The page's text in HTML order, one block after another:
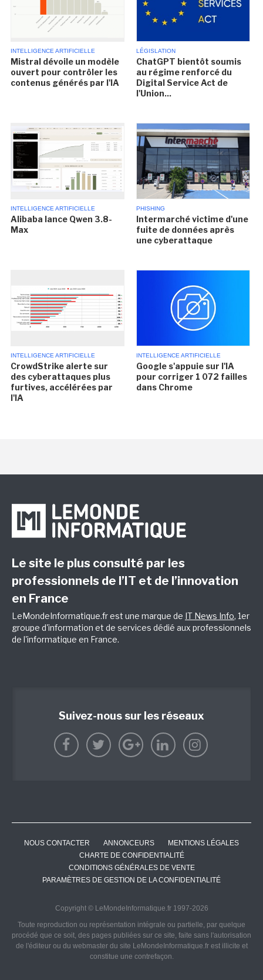
INTELLIGENCE ARTIFICIELLE
Mistral dévoile un modèle
ouvert pour contrôler les
contenus générés par l'IA
LÉGISLATION
ChatGPT bientôt soumis
au régime renforcé du
Digital Service Act de
l'Union...
INTELLIGENCE ARTIFICIELLE
Alibaba lance Qwen 3.8-
Max
PHISHING
Intermarché victime d'une
fuite de données après
une cyberattaque
INTELLIGENCE ARTIFICIELLE
CrowdStrike alerte sur
des cyberattaques plus
furtives, accélérées par
l'IA
INTELLIGENCE ARTIFICIELLE
Google s'appuie sur l'IA
pour corriger 1 072 failles
dans Chrome
Le site le plus consulté par les
professionnels de l’IT et de l’innovation
en France
LeMondeInformatique.fr est une marque de IT News Info, 1er
groupe d'information et de services dédié aux professionnels
de l'informatique en France.
Suivez-nous sur les réseaux
NOUS CONTACTER ANNONCEURS
MENTIONS LÉGALES
CHARTE DE CONFIDENTIALITÉ
CONDITIONS GÉNÉRALES DE VENTE
PARAMÈTRES DE GESTION DE LA CONFIDENTIALITÉ
Copyright © LeMondeInformatique.fr 1997-2026
Toute reproduction ou représentation intégrale ou partielle, par quelque
procédé que ce soit, des pages publiées sur ce site, faite sans l'autorisation
de l'éditeur ou du webmaster du site LeMondeInformatique.fr est illicite et
constitue une contrefaçon.